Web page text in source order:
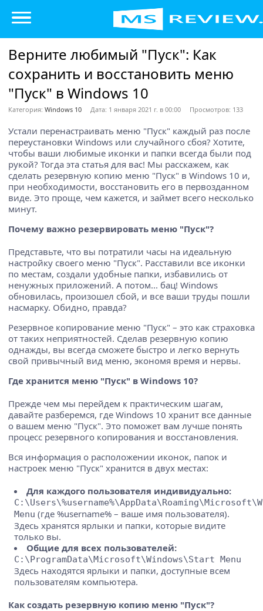
Верните любимый "Пуск": Как
сохранить и восстановить меню
"Пуск" в Windows 10
Категория: Windows 10 Дата: 1 января 2021 г. в 00:00 Просмотров: 133
Устали перенастраивать меню "Пуск" каждый раз после
переустановки Windows или случайного сбоя? Хотите,
чтобы ваши любимые иконки и папки всегда были под
рукой? Тогда эта статья для вас! Мы расскажем, как
сделать резервную копию меню "Пуск" в Windows 10 и,
при необходимости, восстановить его в первозданном
виде. Это проще, чем кажется, и займет всего несколько
минут.
Почему важно резервировать меню "Пуск"?
Представьте, что вы потратили часы на идеальную
настройку своего меню "Пуск". Расставили все иконки
по местам, создали удобные папки, избавились от
ненужных приложений. А потом... бац! Windows
обновилась, произошел сбой, и все ваши труды пошли
насмарку. Обидно, правда?
Резервное копирование меню "Пуск" – это как страховка
от таких неприятностей. Сделав резервную копию
однажды, вы всегда сможете быстро и легко вернуть
свой привычный вид меню, экономя время и нервы.
Где хранится меню "Пуск" в Windows 10?
Прежде чем мы перейдем к практическим шагам,
давайте разберемся, где Windows 10 хранит все данные
о вашем меню "Пуск". Это поможет вам лучше понять
процесс резервного копирования и восстановления.
Вся информация о расположении иконок, папок и
настроек меню "Пуск" хранится в двух местах:
Для каждого пользователя индивидуально:
Menu (где %username% – ваше имя пользователя).
Здесь хранятся ярлыки и папки, которые видите
только вы.
Общие для всех пользователей:
C:\ProgramData\Microsoft\Windows\Start Menu
Здесь находятся ярлыки и папки, доступные всем
пользователям компьютера.
Как создать резервную копию меню "Пуск"?